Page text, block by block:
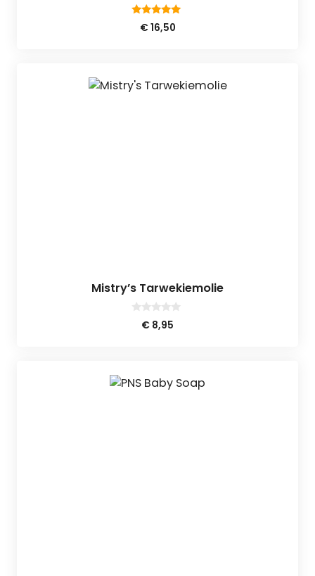
5.00
van 5
€16,50
Mistry’s Tarwekiemolie
€ 8,95